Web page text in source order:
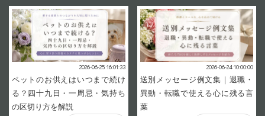
2026-06-25 16:01:33
ペットのお供えはいつまで続け
る？四十九日・一周忌・気持ち
の区切り方を解説
2026-06-24 10:00:00
送別メッセージ例文集｜退職・
異動・転職で使える心に残る言
葉